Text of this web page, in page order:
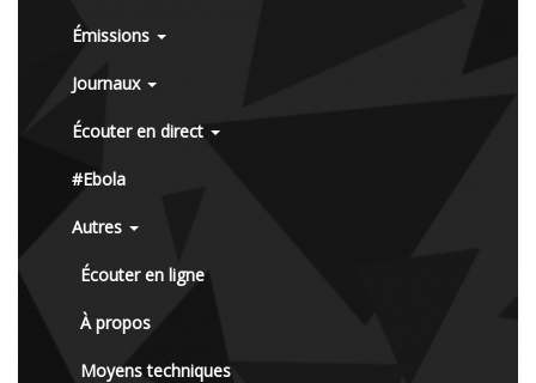
Émissions
Journaux
Écouter en direct
#Ebola
Autres
Écouter en ligne
À propos
Moyens techniques